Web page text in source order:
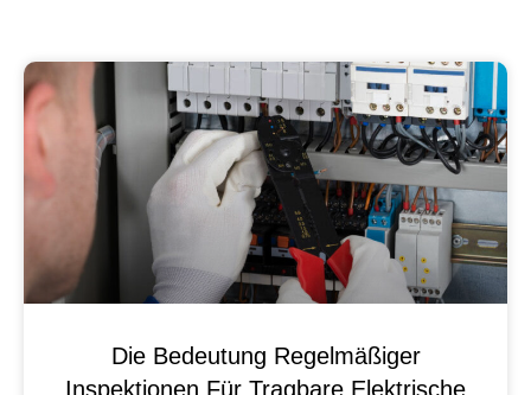
Die Bedeutung Regelmäßiger
Inspektionen Für Tragbare Elektrische